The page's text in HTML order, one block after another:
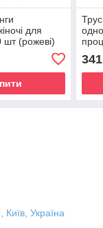
для
шт (рожеві)
341
Україна